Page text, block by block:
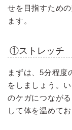
せを目指すため
ます。
①ストレッチ
まずは、5分程度
をしましょう。
のケガにつなが
して体を温めて